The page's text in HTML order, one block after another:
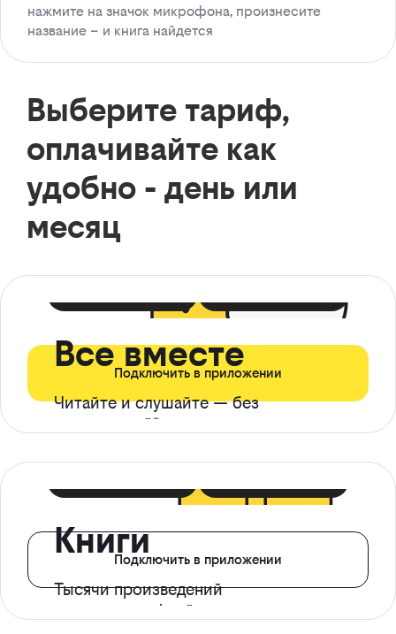
нажмите на значок микрофона, произнесите
название – и книга найдется
Выберите тариф,
оплачивайте как
удобно - день или
месяц
Все вместе
Читайте и слушайте — без
ограничений*
Подключить в приложении
Книги
Тысячи произведений
с доступом офлайн
Подключить в приложении